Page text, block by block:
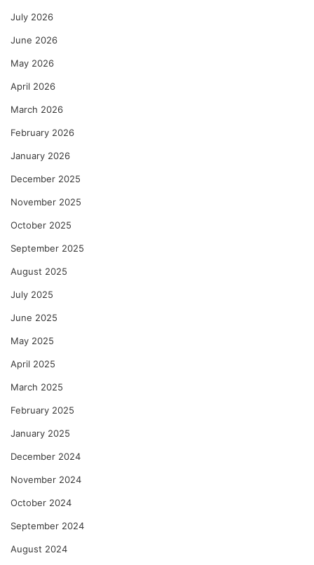
July 2026
June 2026
May 2026
April 2026
March 2026
February 2026
January 2026
December 2025
November 2025
October 2025
September 2025
August 2025
July 2025
June 2025
May 2025
April 2025
March 2025
February 2025
January 2025
December 2024
November 2024
October 2024
September 2024
August 2024